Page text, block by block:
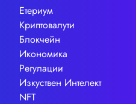
Етериум
Криптовалути
Блокчейн
Икономика
Регулации
Изкуствен Интелект
NFT